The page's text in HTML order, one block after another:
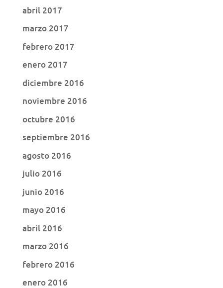
abril 2017
marzo 2017
febrero 2017
enero 2017
diciembre 2016
noviembre 2016
octubre 2016
septiembre 2016
agosto 2016
julio 2016
junio 2016
mayo 2016
abril 2016
marzo 2016
febrero 2016
enero 2016